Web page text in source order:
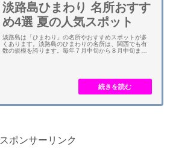
淡路島ひまわり 名所おすす
め4選 夏の人気スポット
淡路島は「ひまわり」の名所やおすすめスポットが多
くあります。淡路島のひまわりの名所は、関西でも有
数の規模を誇ります。毎年７月中旬から８月中旬まで
スポンサーリンク